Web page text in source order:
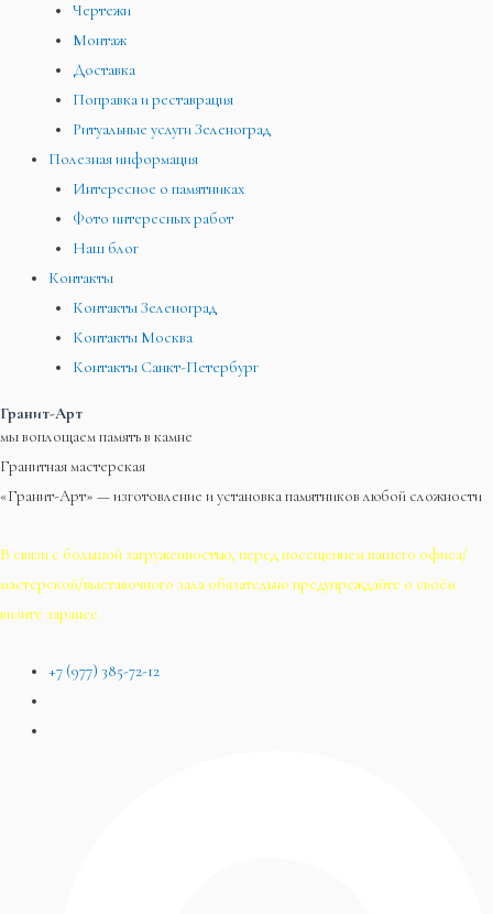
Чертежи
Монтаж
Доставка
Поправка и реставрация
Ритуальные услуги Зеленоград
Полезная информация
Интересное о памятниках
Фото интересных работ
Наш блог
Контакты
Контакты Зеленоград
Контакты Москва
Контакты Санкт-Петербург
Гранит-Арт
мы воплощаем память в камне
Гранитная мастерская
«Гранит-Арт» — изготовление и установка памятников любой сложности
В связи с большой загруженностью, перед посещением нашего офиса/
мастерской/выставочного зала обязательно предупреждайте о своём
визите заранее.
+7 (977) 385-72-12